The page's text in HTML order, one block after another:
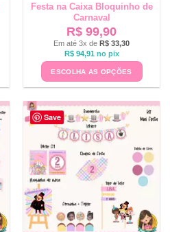
Festa na Caixa Bloquinho de
Carnaval
R$ 99,90
Em até 3x de R$ 33,30
R$94,91 no pix
ESCOLHA AS OPÇÕES
Save